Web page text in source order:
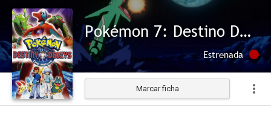
Pokémon 7: Destino Deoxys
Estrenada
Marcar ficha